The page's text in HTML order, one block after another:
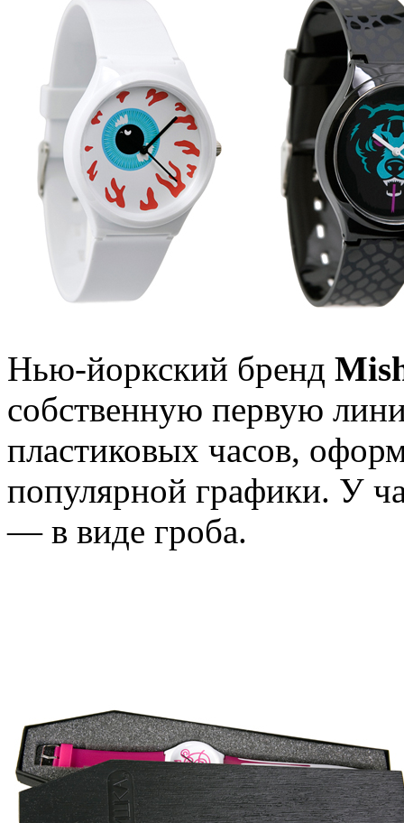
Нью-йоркский бренд
собственную первую
пластиковых часов,
популярной графики. У
— в виде гроба.